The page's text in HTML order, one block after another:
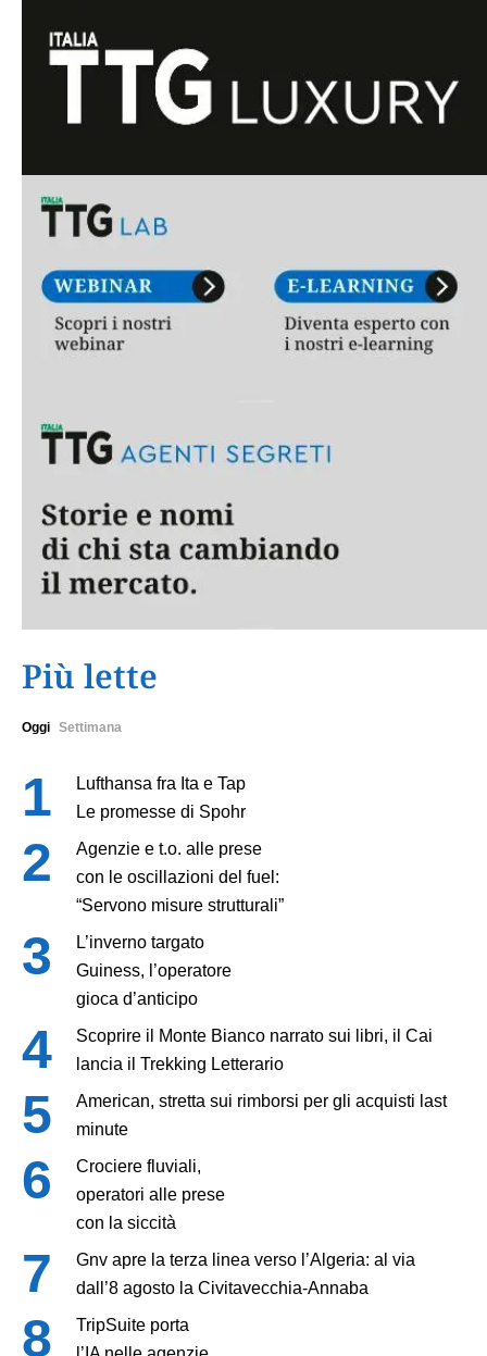
Più lette
Oggi Settimana
Lufthansa fra Ita e Tap
Le promesse di Spohr
Agenzie e t.o. alle prese
con le oscillazioni del fuel:
“Servono misure strutturali”
L’inverno targato
Guiness, l’operatore
gioca d’anticipo
Scoprire il Monte Bianco narrato sui libri, il Cai
lancia il Trekking Letterario
American, stretta sui rimborsi per gli acquisti last
minute
Crociere fluviali,
operatori alle prese
con la siccità
Gnv apre la terza linea verso l’Algeria: al via
dall’8 agosto la Civitavecchia-Annaba
TripSuite porta